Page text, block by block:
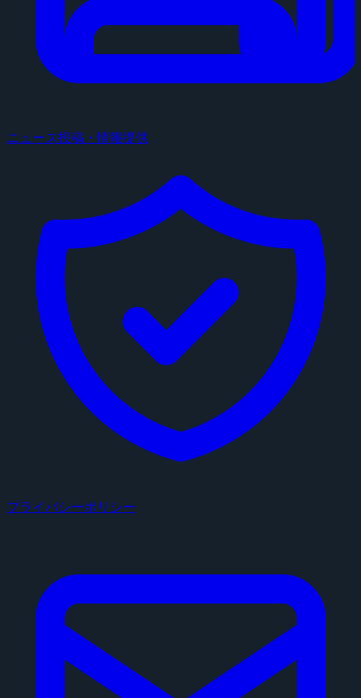
ニュース投稿・情報提供
プライバシーポリシー